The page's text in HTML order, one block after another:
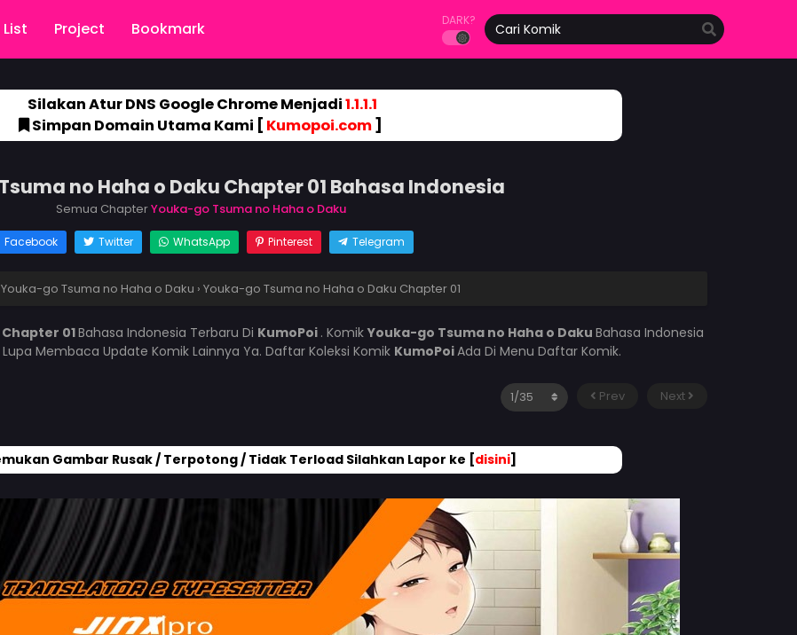
Project Bookmark DARK?
Silakan Atur DNS Google Chrome Menjadi1.1.1.1
Simpan Domain Utama Kami [ Kumopoi.com]
no Haha o Daku Chapter 01 Bahasa Indonesia
Semua ChapterYouka-go Tsuma no Haha o Daku
Facebook Twitter WhatsApp Pinterest Telegram
Youka-go Tsuma no Haha o Daku › Youka-go Tsuma no Haha o Daku Chapter 01
01Bahasa Indonesia Terbaru Di KumoPoi . Komik Youka-go Tsuma no Haha o Daku Bahasa Indonesia
Membaca Update Komik Lainnya Ya. Daftar Koleksi Komik KumoPoiAda Di Menu Daftar Komik.
Prev Next
Gambar Rusak / Terpotong / Tidak Terload Silahkan Lapor ke [disini]